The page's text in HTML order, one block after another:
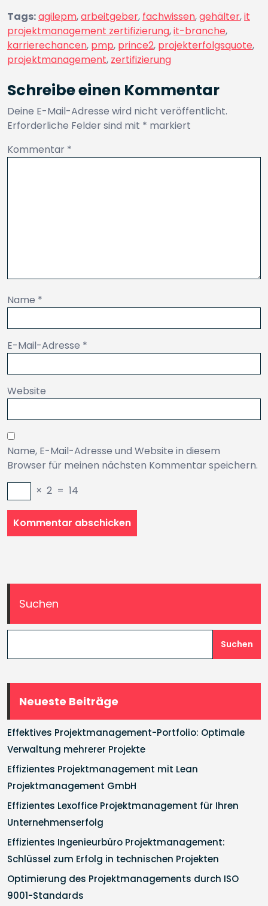
Tags:agilepm,arbeitgeber, fachwissen,gehälter,it
projektmanagement zertifizierung,it-branche,
karrierechancen, pmp, prince2, projekterfolgsquote,
projektmanagement, zertifizierung
Schreibe einen Kommentar
Deine E-Mail-Adresse wird nicht veröffentlicht.
Erforderliche Felder sind mit * markiert
Kommentar *
Name *
E-Mail-Adresse *
Website
Name, E-Mail-Adresse und Website in diesem
Browser für meinen nächsten Kommentar speichern.
× 2 = 14
Suchen
Suchen
Neueste Beiträge
Effektives Projektmanagement-Portfolio: Optimale
Verwaltung mehrerer Projekte
Effizientes Projektmanagement mit Lean
Projektmanagement GmbH
Effizientes Lexoffice Projektmanagement für Ihren
Unternehmenserfolg
Effizientes Ingenieurbüro Projektmanagement:
Schlüssel zum Erfolg in technischen Projekten
Optimierung des Projektmanagements durch ISO
9001-Standards